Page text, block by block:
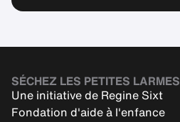
SÉCHEZ LES PETITES LARMES
Une initiative de Regine Sixt
Fondation d'aide à l'enfance